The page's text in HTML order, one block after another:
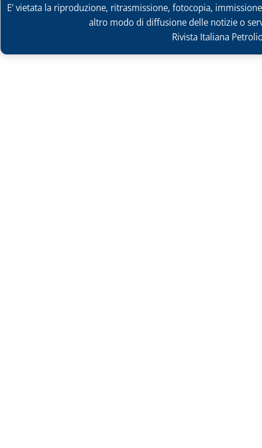
E' vietata la riproduzione, ritrasmissione, fotocopia,
altro modo di diffusione delle notizie o
Rivista Italiana